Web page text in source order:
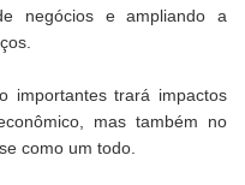
negócios e ampliando a
importantes trará impactos
mas também no
como um todo.